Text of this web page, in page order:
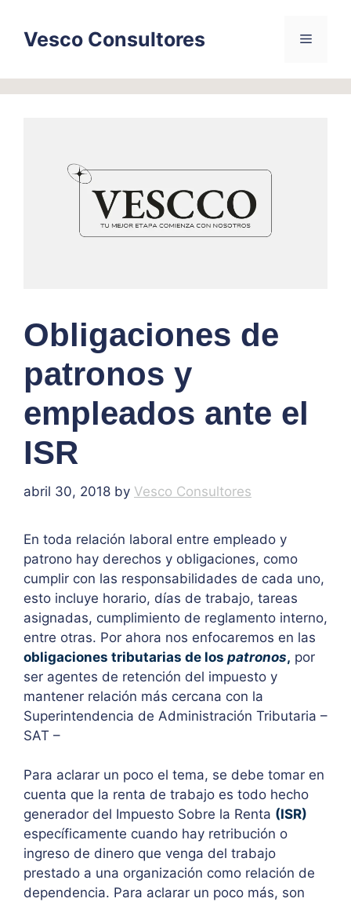
contentVesco Consultores Menu
Obligaciones de
patronos y
empleados ante el
ISR
abril 30, 2018 by Vesco Consultores
En toda relación laboral entre empleado y
patrono hay derechos y obligaciones, como
cumplir con las responsabilidades de cada uno,
esto incluye horario, días de trabajo, tareas
asignadas, cumplimiento de reglamento interno,
entre otras. Por ahora nos enfocaremos en las
obligaciones tributarias de los patronos, por
ser agentes de retención del impuesto y
mantener relación más cercana con la
Superintendencia de Administración Tributaria –
SAT –
Para aclarar un poco el tema, se debe tomar en
cuenta que la renta de trabajo es todo hecho
generador del Impuesto Sobre la Renta (ISR)
específicamente cuando hay retribución o
ingreso de dinero que venga del trabajo
prestado a una organización como relación de
dependencia. Para aclarar un poco más, son